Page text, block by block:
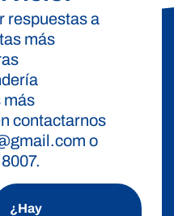
respuestas a
más
más
contactarnos
o
¿Hay